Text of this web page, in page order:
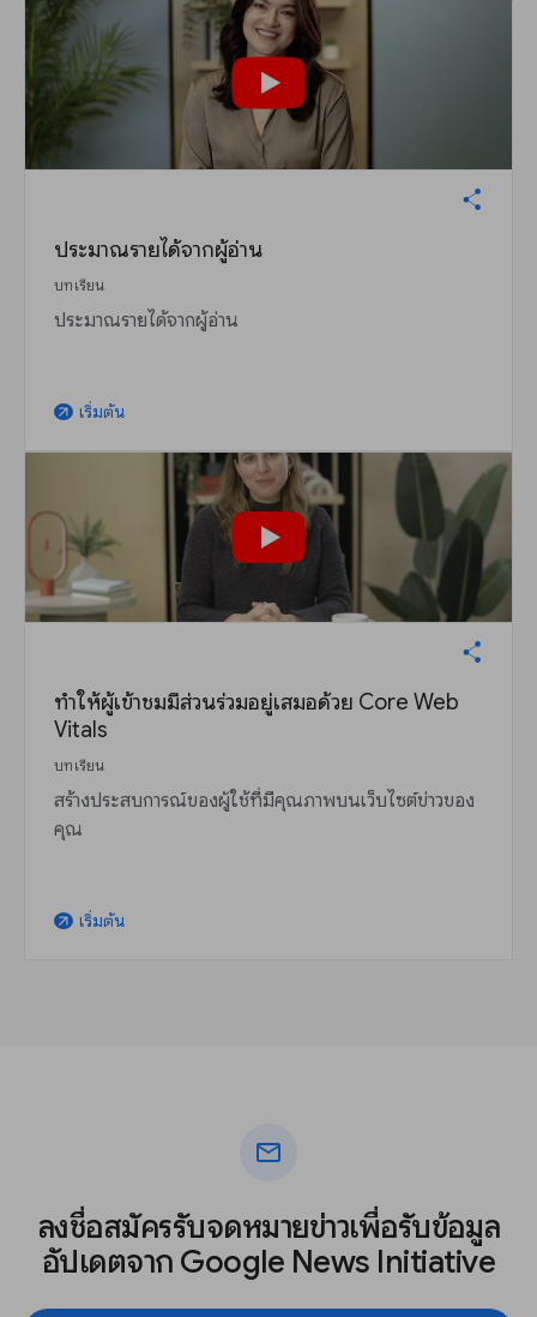
ประมาณรายได้จากผู้อ่าน
บทเรียน
ประมาณรายได้จากผู้อ่าน
arrow_outward เริ่มต้น
ทำให้ผู้เข้าชมมีส่วนร่วมอยู่เสมอด้วย Core Web
Vitals
บทเรียน
สร้างประสบการณ์ของผู้ใช้ที่มีคุณภาพบนเว็บไซต์ข่าวของ
คุณ
arrow_outward เริ่มต้น
mail
ลงชื่อสมัครรับจดหมายข่าวเพื่อรับข้อมูล
อัปเดตจาก Google News Initiative